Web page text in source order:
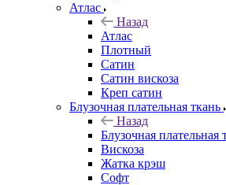
Атлас
Назад
Атлас
Плотный
Сатин
Сатин вискоза
Креп сатин
Блузочная плательная ткань
Назад
Блузочная плательная
Вискоза
Жатка крэш
Софт